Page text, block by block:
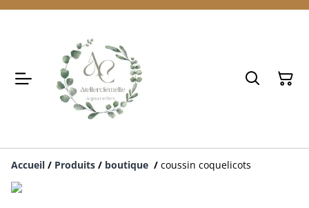
Accueil / Produits / boutique / coussin coquelicots